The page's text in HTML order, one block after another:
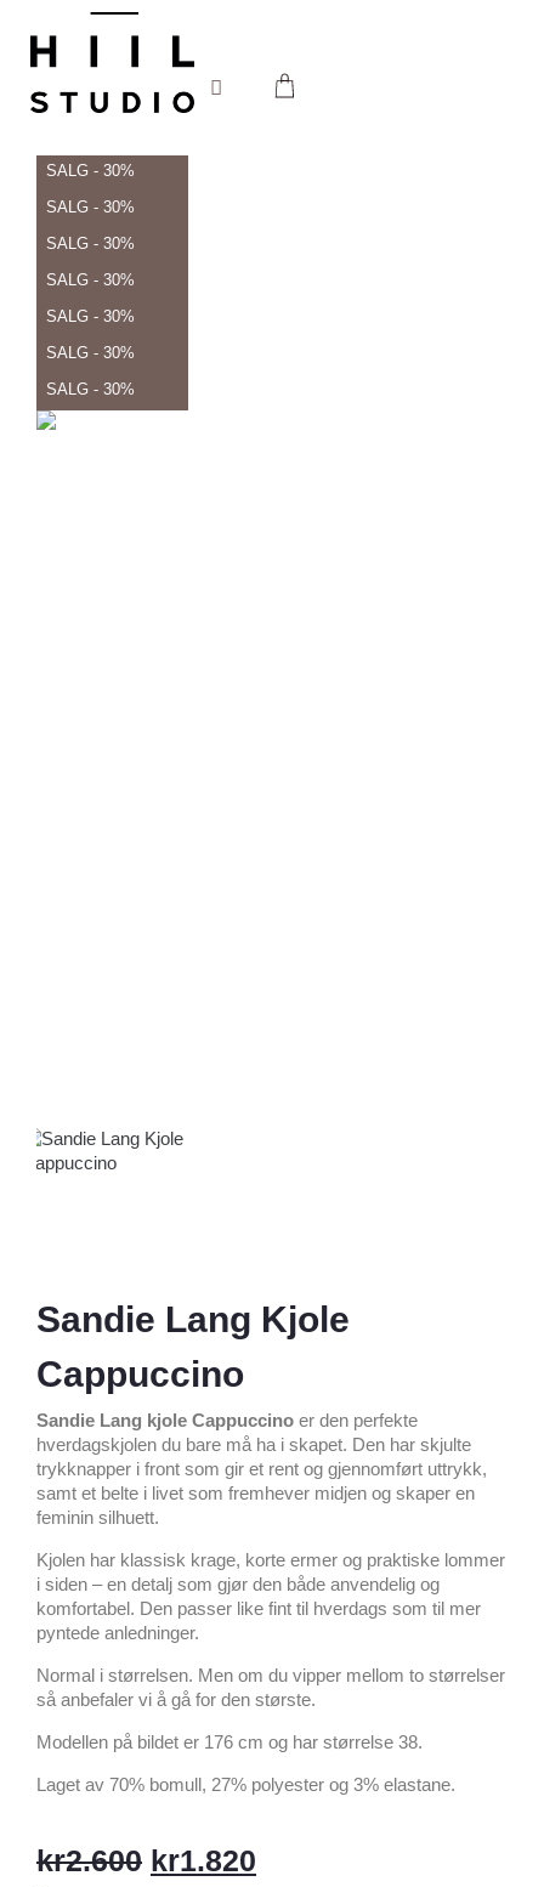
SALG - 30%
SALG - 30%
SALG - 30%
SALG - 30%
SALG - 30%
SALG - 30%
SALG - 30%
Sandie Lang Kjole
Cappuccino
Sandie Lang kjole Cappuccino er den perfekte
hverdagskjolen du bare må ha i skapet. Den har skjulte
trykknapper i front som gir et rent og gjennomført uttrykk,
samt et belte i livet som fremhever midjen og skaper en
feminin silhuett.
Kjolen har klassisk krage, korte ermer og praktiske lommer
i siden – en detalj som gjør den både anvendelig og
komfortabel. Den passer like fint til hverdags som til mer
pyntede anledninger.
Normal i størrelsen. Men om du vipper mellom to størrelser
så anbefaler vi å gå for den største.
Modellen på bildet er 176 cm og har størrelse 38.
Laget av 70% bomull, 27% polyester og 3% elastane.
kr2.600 kr1.820